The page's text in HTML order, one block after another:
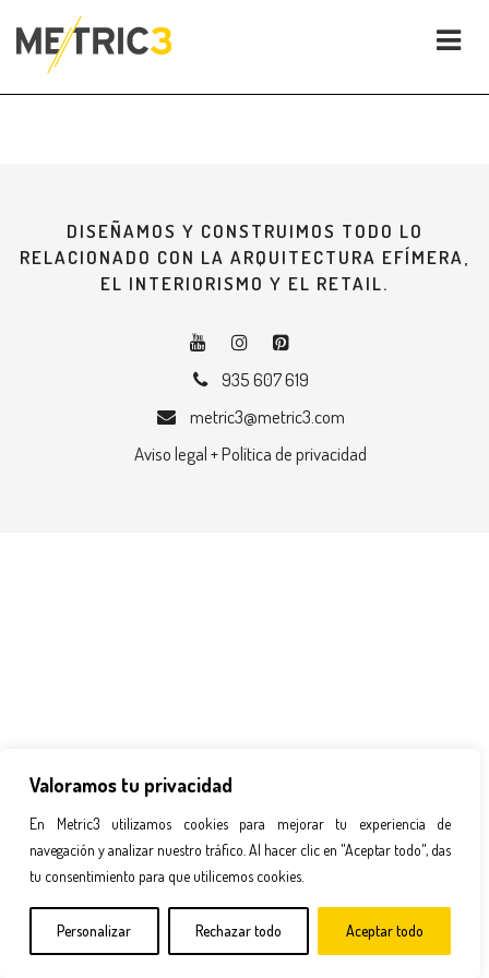
Valoramos tu privacidad
En Metric3 utilizamos cookies para mejorar tu experiencia de
navegación y analizar nuestro tráfico. Al hacer clic en "Aceptar todo", das
tu consentimiento para que utilicemos cookies.
Personalizar Rechazar todo Aceptar todo
DISEÑAMOS Y CONSTRUIMOS TODO LO
RELACIONADO CON LA ARQUITECTURA EFÍMERA,
EL INTERIORISMO Y EL RETAIL.
935 607 619
metric3@metric3.com
Aviso legal + Política de privacidad